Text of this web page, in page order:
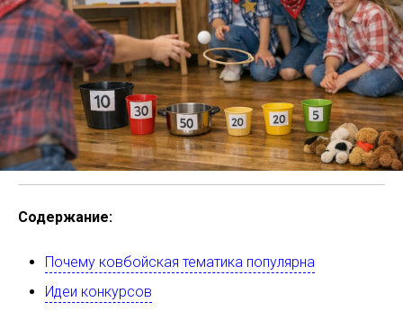
Содержание:
Почему ковбойская тематика популярна
Идеи конкурсов